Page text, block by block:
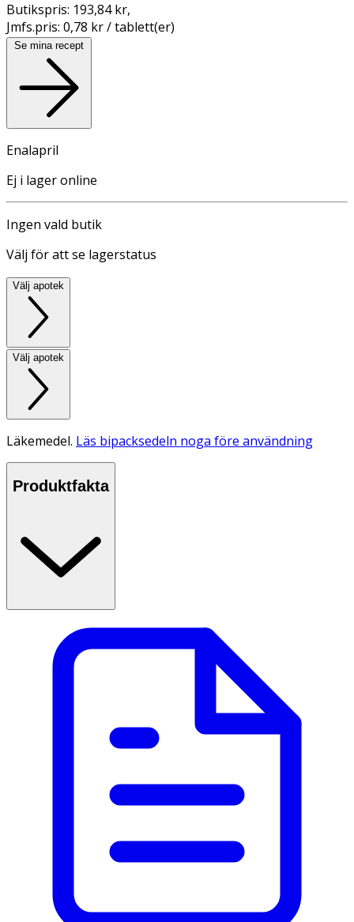
Butikspris: 193,84 kr,
Jmfs.pris: 0,78 kr / tablett(er)
Se mina recept
Enalapril
Ej i lager online
Ingen vald butik
Välj för att se lagerstatus
Välj apotek
Välj apotek
Läkemedel. Läs bipacksedeln noga före användning
Produktfakta